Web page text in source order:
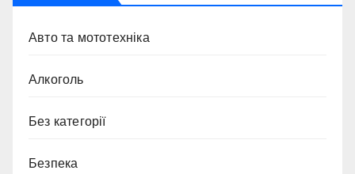
Авто та мототехніка
Алкоголь
Без категорії
Безпека